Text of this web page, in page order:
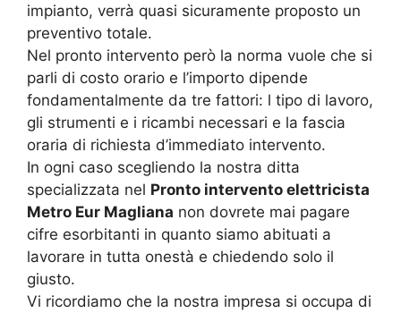
impianto, verrà quasi sicuramente proposto un
preventivo totale.
Nel pronto intervento però la norma vuole che si
parli di costo orario e l’importo dipende
fondamentalmente da tre fattori: l tipo di lavoro,
gli strumenti e i ricambi necessari e la fascia
oraria di richiesta d’immediato intervento.
In ogni caso scegliendo la nostra ditta
specializzata nel Pronto intervento elettricista
Metro Eur Magliana non dovrete mai pagare
cifre esorbitanti in quanto siamo abituati a
lavorare in tutta onestà e chiedendo solo il
giusto.
Vi ricordiamo che la nostra impresa si occupa di